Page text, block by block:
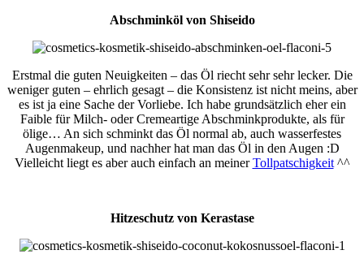
Abschminköl von Shiseido
Erstmal die guten Neuigkeiten – das Öl riecht sehr sehr lecker. Die
weniger guten – ehrlich gesagt – die Konsistenz ist nicht meins, aber
es ist ja eine Sache der Vorliebe. Ich habe grundsätzlich eher ein
Faible für Milch- oder Cremeartige Abschminkprodukte, als für
ölige… An sich schminkt das Öl normal ab, auch wasserfestes
Augenmakeup, und nachher hat man das Öl in den Augen :D
Vielleicht liegt es aber auch einfach an meinerTollpatschigkeit^^
Hitzeschutz von Kerastase